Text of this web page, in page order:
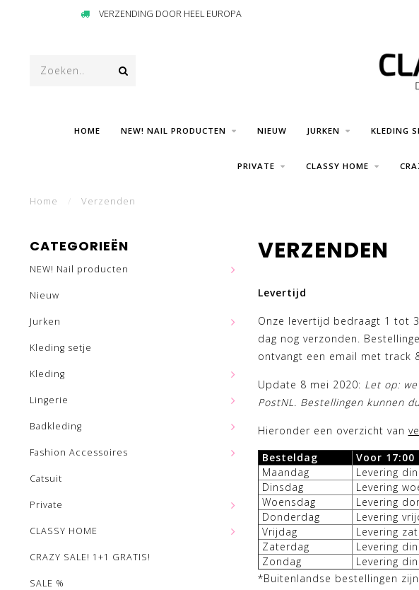
VERZENDING DOOR HEEL EUROPA
HOME NEW! NAIL PRODUCTEN NIEUW JURKEN KLEDING
PRIVATE CLASSY HOME
Home Verzenden
CATEGORIEËN
NEW! Nail producten
Nieuw
Jurken
Kleding setje
Kleding
Lingerie
Badkleding
Fashion Accessoires
Catsuit
Private
CLASSY HOME
CRAZY SALE! 1+1 GRATIS!
SALE %
VERZENDEN
Levertijd
Onze levertijd bedraagt 1 tot
dag nog verzonden.
ontvangt een email met track
Update 8 mei 2020: Let op:
PostNL. Bestellingen kunnen
Hieronder een overzicht van
Besteldag
Voor 17:00
Maandag
Levering
Dinsdag
Levering
Woensdag
Levering
Donderdag
Levering
Vrijdag
Levering
Zaterdag
Levering
Zondag
Levering
*Buitenlandse bestellingen